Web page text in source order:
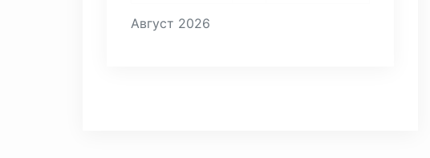
Август 2026